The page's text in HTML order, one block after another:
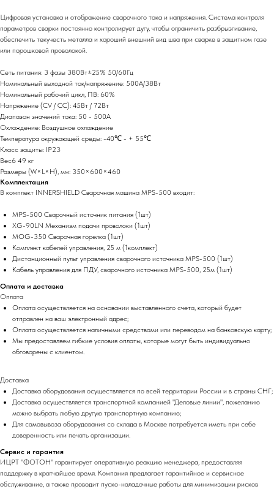
Цифровая установка и отображение сварочного тока и напряжения. Система контроля
параметров сварки постоянно контролирует дугу, чтобы ограничить разбрызгивание,
обеспечить текучесть металла и хороший внешний вид шва при сварке в защитном газе
или порошковой проволокой.
Сеть питания: 3 фазы 380Вт±25% 50/60Гц
Номинальный выходной ток/напряжение: 500A/38Вт
Номинальный рабочий цикл, ПВ: 60%
Напряжение (CV / CC): 45Вт / 72Вт
Диапазон значений тока: 50 - 500A
Охлаждение: Воздушное охлаждение
Температура окружающей среды: -40℃ - + 55℃
Класс защиты: IP23
Вес6 49 кг
Размеры (W×L×H), мм: 350×600×460
Комплектация
В комплект INNERSHIELD Сварочная машина MPS-500 входит:
MPS-500 Сварочный источник питания (1шт)
XG-90LN Механизм подачи проволоки (1шт)
MOG-350 Сварочная горелка (1шт)
Комплект кабелей управления, 25 м (1комплект)
Дистанционный пульт управления сварочного источника MPS-500 (1шт)
Кабель управления для ПДУ, сварочного источника MPS-500, 25м (1шт)
Оплата и доставка
Оплата
Оплата осуществляется на основании выставленного счета, который будет
отправлен на ваш электронный адрес;
Оплата осуществляется наличными средствами или переводом на банковскую карту;
Мы предоставляем гибкие условия оплаты, которые могут быть индивидуально
обговорены с клиентом.
Доставка
Доставка оборудования осуществляется по всей территории России и в страны СНГ;
Доставка осуществляется транспортной компанией "Деловые линии", пожеланию
можно выбрать любую другую транспортную компанию;
Для самовывоза оборудования со склада в Москве потребуется иметь при себе
доверенность или печать организации.
Сервис и гарантия
ИЦРТ "ФОТОН" гарантирует оперативную реакцию менеджера, предоставляя
поддержку в кратчайшее время. Компания предлагает гарантийное и сервисное
обслуживание, а также проводит пуско-наладочные работы для минимизации рисков